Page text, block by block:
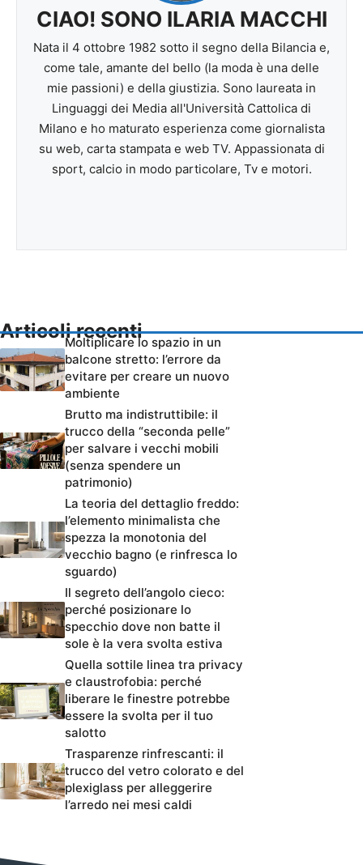
CIAO! SONO ILARIA MACCHI
Nata il 4 ottobre 1982 sotto il segno della Bilancia e,
come tale, amante del bello (la moda è una delle
mie passioni) e della giustizia. Sono laureata in
Linguaggi dei Media all'Università Cattolica di
Milano e ho maturato esperienza come giornalista
su web, carta stampata e web TV. Appassionata di
sport, calcio in modo particolare, Tv e motori.
Articoli recenti
Moltiplicare lo spazio in un
balcone stretto: l’errore da
evitare per creare un nuovo
ambiente
Brutto ma indistruttibile: il
trucco della “seconda pelle”
per salvare i vecchi mobili
(senza spendere un
patrimonio)
La teoria del dettaglio freddo:
l’elemento minimalista che
spezza la monotonia del
vecchio bagno (e rinfresca lo
sguardo)
Il segreto dell’angolo cieco:
perché posizionare lo
specchio dove non batte il
sole è la vera svolta estiva
Quella sottile linea tra privacy
e claustrofobia: perché
liberare le finestre potrebbe
essere la svolta per il tuo
salotto
Trasparenze rinfrescanti: il
trucco del vetro colorato e del
plexiglass per alleggerire
l’arredo nei mesi caldi